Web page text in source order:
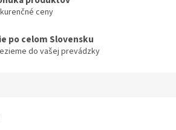
ceny
po celom Slovensku
do vašej prevádzky